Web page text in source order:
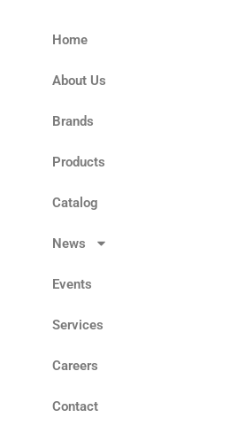
Home
About Us
Brands
Products
Catalog
News
Events
Services
Careers
Contact